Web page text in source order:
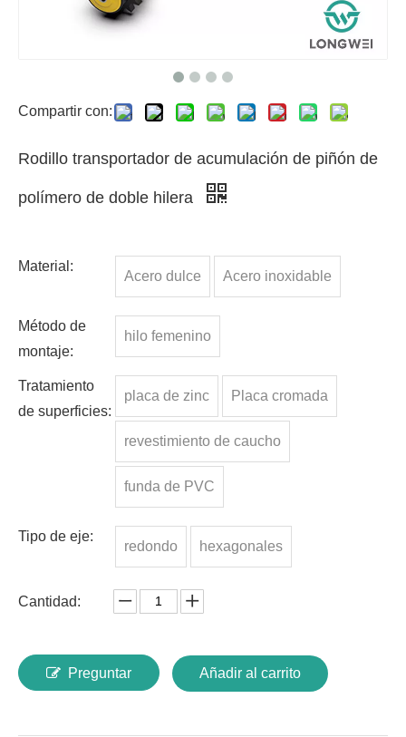
Compartir con:
Rodillo transportador de acumulación de piñón de
polímero de doble hilera
Material:
Acero dulce Acero inoxidable
Método de
montaje:
hilo femenino
Tratamiento
de superficies:
placa de zinc Placa cromada
revestimiento de caucho
funda de PVC
Tipo de eje:
redondo hexagonales
Cantidad:
Preguntar Añadir al carrito